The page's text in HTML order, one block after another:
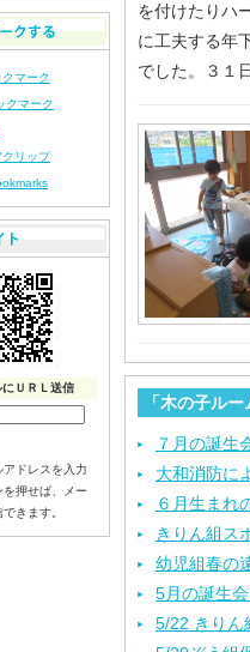
を付けたりハ
に工夫する年
でした。３１
「木の子ル
７月の誕生
大和消防に
６月生まれ
きりん組ス
幼児組春の
5月の誕生
5/22 きりん
マーク
クマーク
クリップ
ＵＲＬ送信
ドレスを入力
を押せば、メー
きます。